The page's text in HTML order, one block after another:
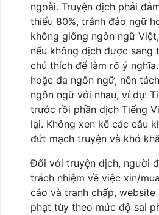
ngoài. Truyện dịch phải
thiểu 80%, tránh đảo ngữ
không giống ngôn ngữ
nếu không dịch được sang
chú thích để làm rõ ý
hoặc đa ngôn ngữ, nên
ngôn ngữ với nhau, ví dụ:
trước rồi phần dịch Tiếng
lại. Không xen kẽ các câu
đứt mạch truyện và khó
Đối với truyện dịch, người
trách nhiệm về việc xin/
cáo và tranh chấp,
phạt tùy theo mức độ sai